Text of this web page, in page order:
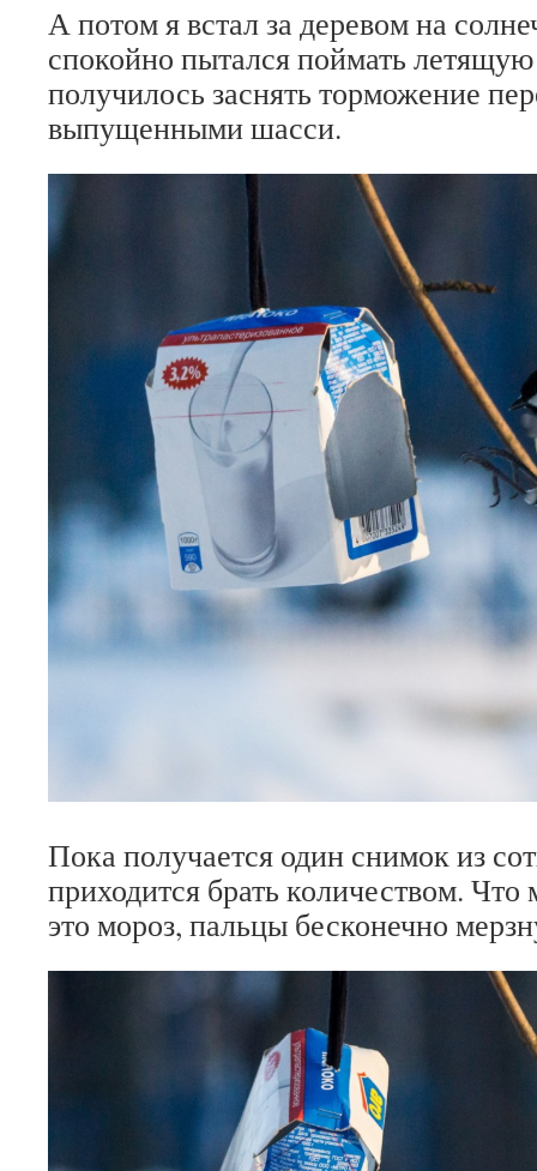
А потом я встал за деревом на
спокойно пытался поймать
получилось заснять торможение
выпущенными шасси.
Пока получается один снимок из
приходится брать количеством.
это мороз, пальцы бесконечно